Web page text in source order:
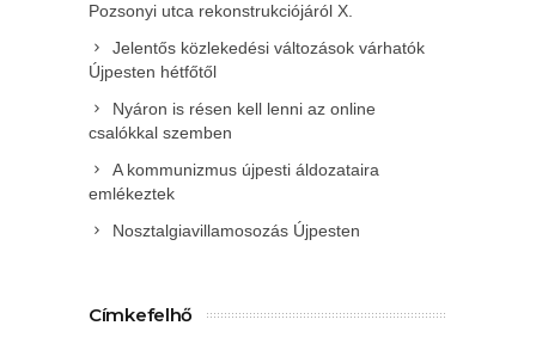
Pozsonyi utca rekonstrukciójáról X.
Jelentős közlekedési változások várhatók
Újpesten hétfőtől
Nyáron is résen kell lenni az online
csalókkal szemben
A kommunizmus újpesti áldozataira
emlékeztek
Nosztalgiavillamosozás Újpesten
Címkefelhő